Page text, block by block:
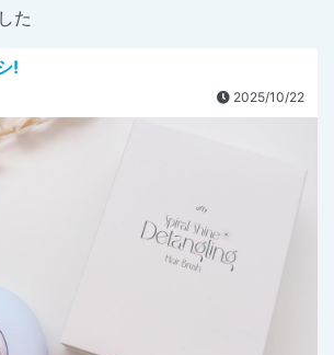
た
!
2025/10/22